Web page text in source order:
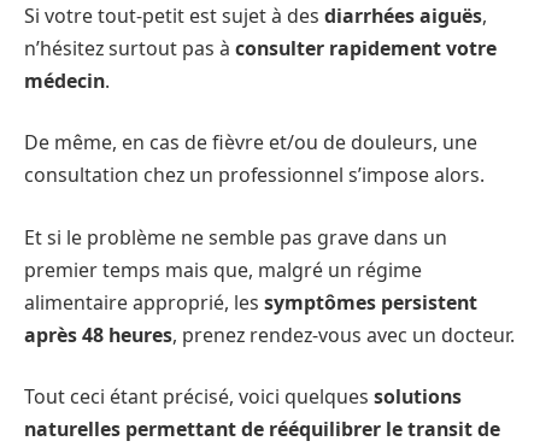
Si votre tout-petit est sujet à des diarrhées aiguës,
n’hésitez surtout pas à consulter rapidement votre
médecin.
De même, en cas de fièvre et/ou de douleurs, une
consultation chez un professionnel s’impose alors.
Et si le problème ne semble pas grave dans un
premier temps mais que, malgré un régime
alimentaire approprié, les symptômes persistent
après 48 heures, prenez rendez-vous avec un docteur.
Tout ceci étant précisé, voici quelques solutions
naturelles permettant de rééquilibrer le transit de